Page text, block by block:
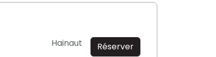
Hainaut Réserver